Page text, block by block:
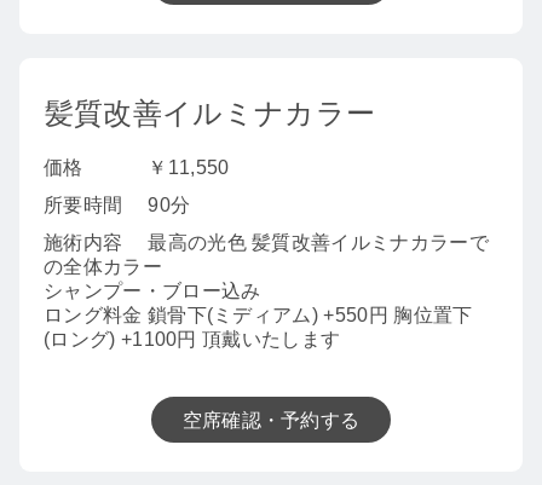
髪質改善イルミナカラー
価格
￥11,550
所要時間
90分
施術内容
最高の光色 髪質改善イルミナカラーで
の全体カラー
シャンプー・ブロー込み
ロング料金 鎖骨下(ミディアム) +550円 胸位置下
(ロング) +1100円 頂戴いたします
空席確認・予約する